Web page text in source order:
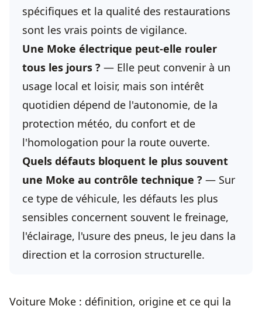
spécifiques et la qualité des restaurations
sont les vrais points de vigilance.
Une Moke électrique peut-elle rouler
tous les jours ? — Elle peut convenir à un
usage local et loisir, mais son intérêt
quotidien dépend de l'autonomie, de la
protection météo, du confort et de
l'homologation pour la route ouverte.
Quels défauts bloquent le plus souvent
une Moke au contrôle technique ? — Sur
ce type de véhicule, les défauts les plus
sensibles concernent souvent le freinage,
l'éclairage, l'usure des pneus, le jeu dans la
direction et la corrosion structurelle.
Voiture Moke : définition, origine et ce qui la